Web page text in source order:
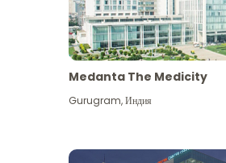
Medanta The Medicity
Gurugram,Индия